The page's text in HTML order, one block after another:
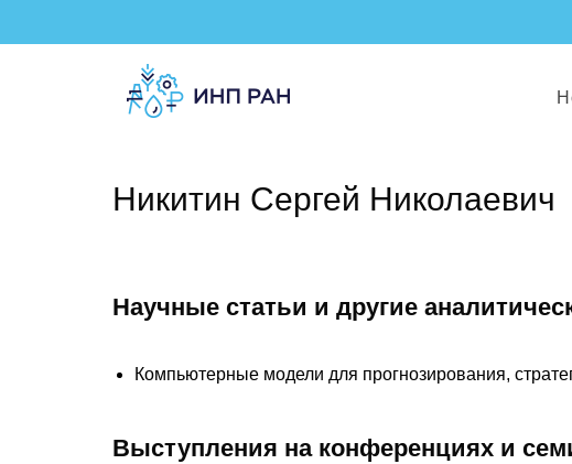
Никитин Сергей Николаевич
Научные статьи и другие
Компьютерные модели для прогнозирования,
Выступления на конференциях и